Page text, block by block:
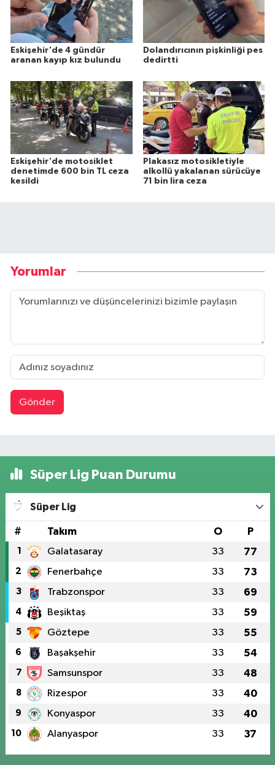
Eskişehir'de 4 gündür
aranan kayıp kız bulundu
Dolandırıcının pişkinliği pes
dedirtti
Eskişehir'de motosiklet
denetimde 600 bin TL ceza
kesildi
Plakasız motosikletiyle
alkollü yakalanan sürücüye
71 bin lira ceza
Yorumlar
Gönder
Süper Lig Puan Durumu
Süper Lig
# Takım O P
1 Galatasaray 33 77
2 Fenerbahçe 33 73
3 Trabzonspor 33 69
4 Beşiktaş 33 59
5 Göztepe 33 55
6 Başakşehir 33 54
7 Samsunspor 33 48
8 Rizespor 33 40
9 Konyaspor 33 40
10 Alanyaspor 33 37